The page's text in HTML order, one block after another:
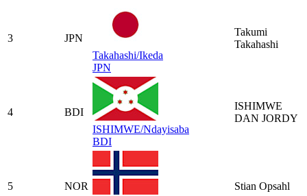
3
JPN
Takahashi/Ikeda
JPN
Takumi
Takahashi
4
BDI
ISHIMWE/Ndayisaba
BDI
ISHIMWE
DAN JORDY
5
NOR
Stian Opsahl